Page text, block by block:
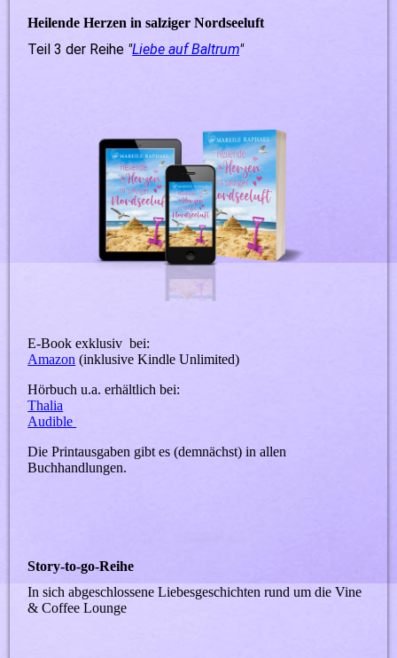
Heilende Herzen in salziger Nordseeluft
Teil 3 der Reihe "Liebe auf Baltrum"
E-Book exklusiv bei:
Amazon (inklusive Kindle Unlimited)
Hörbuch u.a. erhältlich bei:
Thalia
Audible
Die Printausgaben gibt es (demnächst) in allen
Buchhandlungen.
Story-to-go-Reihe
In sich abgeschlossene Liebesgeschichten rund um die Vine
& Coffee Lounge